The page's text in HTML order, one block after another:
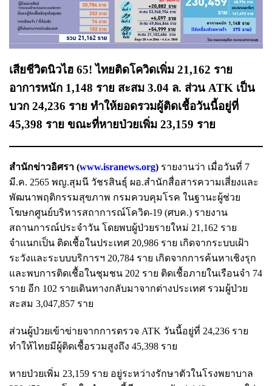
เสียชีวิตนิวไฮ 65! ไทยติดโควิดเพิ่ม 21,162 ราย
อาการหนัก 1,148 ราย สะสม 3.04 ล. ส่วน ATK เป็น
บวก 24,236 ราย ทำให้ยอดรวมผู้ติดเชื้อวันนี้อยู่ที่
45,398 ราย ขณะที่หายป่วยเพิ่ม 23,159 ราย
สำนักข่าวอิศรา (www.isranews.org) รายงานว่า เมื่อวันที่ 7
มี.ค. 2565 พญ.สุมนี วัชรสินธุ์ ผอ.สำนักสื่อสารความเสี่ยงและ
พัฒนาพฤติกรรมสุขภาพ กรมควบคุมโรค ในฐานะผู้ช่วย
โฆษกศูนย์บริหารสถาการณ์โควิด-19 (ศบค.) รายงาน
สถานการณ์ประจำวัน โดยพบผู้ป่วยรายใหม่ 21,162 ราย
จำแนกเป็น ติดเชื้อในประเทศ 20,986 ราย เกิดจากระบบเฝ้า
ระวังและระบบบริการฯ 20,784 ราย เกิดจากการค้นหาเชิงรุก
และพบการติดเชื้อในชุมชน 202 ราย ติดเชื้อภายในเรือนจำ 74
ราย อีก 102 รายเดินทางกลับมาจากต่างประเทศ รวมผู้ป่วย
สะสม 3,047,857 ราย
ส่วนผู้ป่วยเข้าข่ายจากการตรวจ ATK วันนี้อยู่ที่ 24,236 ราย
ทำให้ไทยมีผู้ติดเชื้อรวมสูงถึง 45,398 ราย
หายป่วยเพิ่ม 23,159 ราย อยู่ระหว่างรักษาตัวในโรงพยาบาล